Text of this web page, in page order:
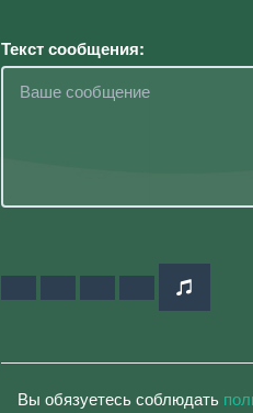
Текст сообщения:
Вы обязуетесь соблюдать